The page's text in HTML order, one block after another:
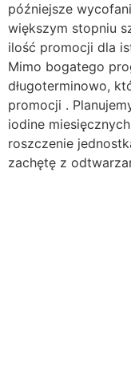
późniejsze
większym stopniu
ilość promocji dla
Mimo bogatego
długoterminowo,
promocji .
iodine
roszczenie
zachętę z